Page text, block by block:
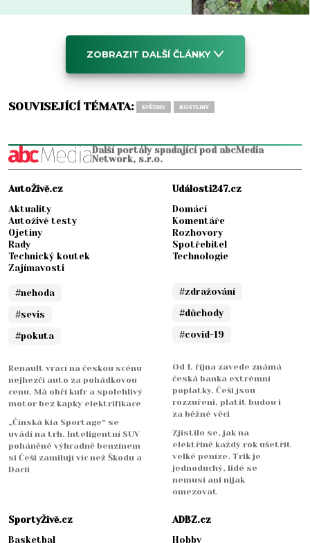
ZOBRAZIT DALŠÍ ČLÁNKY
SOUVISEJÍCÍ TÉMATA: KVĚTINY ROSTLINY
Další portály spadající pod abcMedia
Network, s.r.o.
AutoŽivě.cz
Aktuality
Autoživě testy
Ojetiny
Rady
Technický koutek
Zajímavosti
#nehoda
#sevis
#pokuta
Renault vrací na českou scénu
nejhezčí auto za pohádkovou
cenu. Má obří kufr a spolehlivý
motor bez kapky elektrifikace
„Čínská Kia Sportage“ se
uvádí na trh. Inteligentní SUV
poháněné výhradně benzínem
si Češi zamilují víc než Škodu a
Dacii
Události247.cz
Domácí
Komentáře
Rozhovory
Spotřebitel
Technologie
#zdražování
#důchody
#covid-19
Od 1. října zavede známá
česká banka extrémní
poplatky. Češi jsou
rozzuřeni, platit budou i
za běžné věci
Zjistilo se, jak na
elektřině každý rok ušetřit
velké peníze. Trik je
jednoduchý, lidé se
nemusí ani nijak
omezovat
SportyŽivě.cz
Basketbal
ADBZ.cz
Hobby